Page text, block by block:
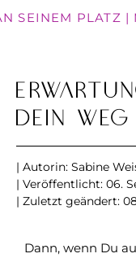
SEINEM PLATZ |
Dein
| Autorin: Sabine
| Veröffentlicht: 06.
| Zuletzt geändert:
Dann, wenn Du